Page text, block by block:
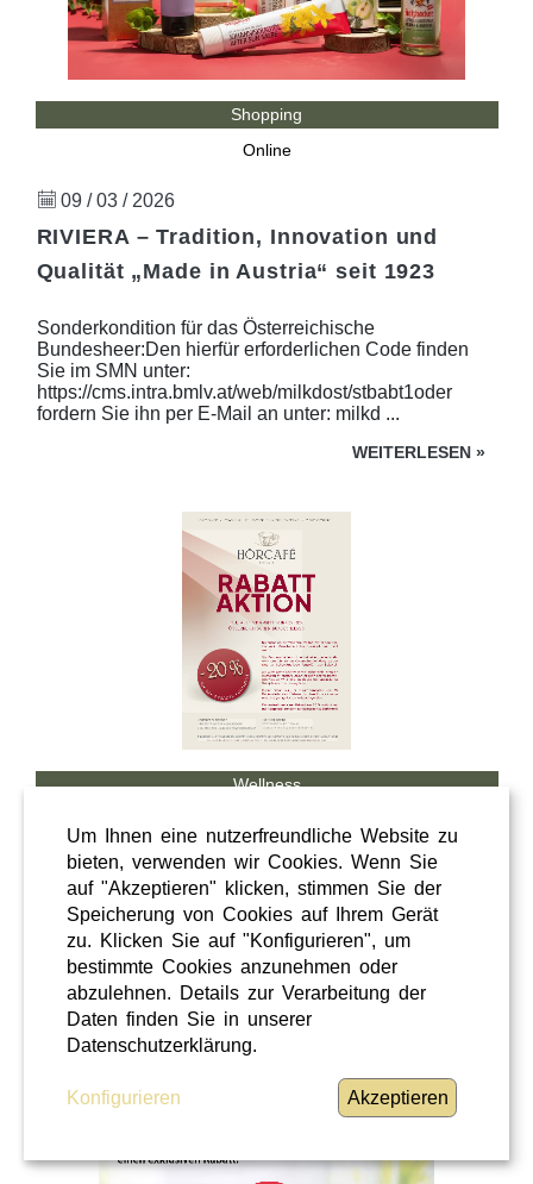
Shopping
Online
09 / 03 / 2026
RIVIERA – Tradition, Innovation und
Qualität „Made in Austria“ seit 1923
Sonderkondition für das Österreichische
Bundesheer:Den hierfür erforderlichen Code finden
Sie im SMN unter:
https://cms.intra.bmlv.at/web/milkdost/stbabt1oder
fordern Sie ihn per E-Mail an unter: milkd ...
WEITERLESEN »
Wellness
Steiermark
28 / 02 / 2026
Hörcafe
Hörcafe
Um Ihnen eine nutzerfreundliche Website zu
bieten, verwenden wir Cookies. Wenn Sie
auf "Akzeptieren" klicken, stimmen Sie der
Speicherung von Cookies auf Ihrem Gerät
zu. Klicken Sie auf "Konfigurieren", um
bestimmte Cookies anzunehmen oder
abzulehnen. Details zur Verarbeitung der
Daten finden Sie in unserer
Datenschutzerklärung.
Konfigurieren Akzeptieren